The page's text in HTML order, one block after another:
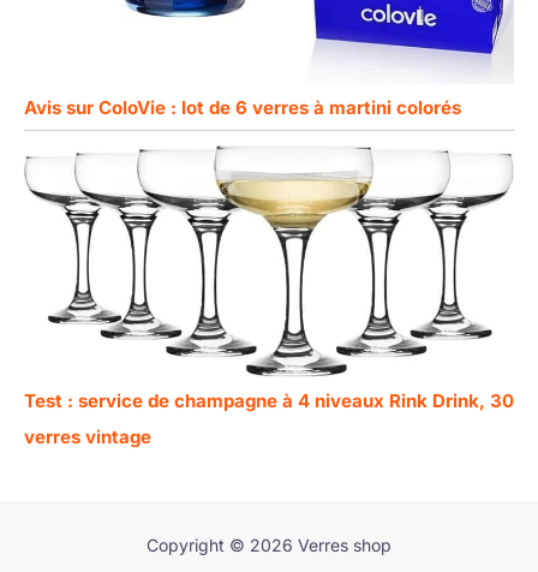
Avis sur ColoVie : lot de 6 verres à martini colorés
Test : service de champagne à 4 niveaux Rink Drink, 30
verres vintage
Copyright © 2026 Verres shop